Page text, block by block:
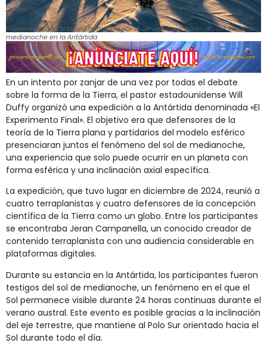
Representación artística generada por IA de una expedición viendo el sol de
medianoche en la Antártida
En un intento por zanjar de una vez por todas el debate
sobre la forma de la Tierra, el pastor estadounidense Will
Duffy organizó una expedición a la Antártida denominada «El
Experimento Final». El objetivo era que defensores de la
teoría de la Tierra plana y partidarios del modelo esférico
presenciaran juntos el fenómeno del sol de medianoche,
una experiencia que solo puede ocurrir en un planeta con
forma esférica y una inclinación axial específica.
La expedición, que tuvo lugar en diciembre de 2024, reunió a
cuatro terraplanistas y cuatro defensores de la concepción
científica de la Tierra como un globo. Entre los participantes
se encontraba Jeran Campanella, un conocido creador de
contenido terraplanista con una audiencia considerable en
plataformas digitales.
Durante su estancia en la Antártida, los participantes fueron
testigos del sol de medianoche, un fenómeno en el que el
Sol permanece visible durante 24 horas continuas durante el
verano austral. Este evento es posible gracias a la inclinación
del eje terrestre, que mantiene al Polo Sur orientado hacia el
Sol durante todo el día.